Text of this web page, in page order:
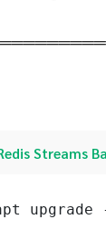
Streams
upgrade